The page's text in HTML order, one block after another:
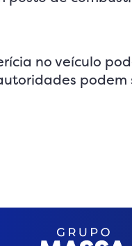
no veículo
podem